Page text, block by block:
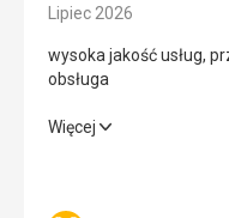
Lipiec 2026
wysoka jakość usług,
obsługa
wysoka jakość usług,
Więcej